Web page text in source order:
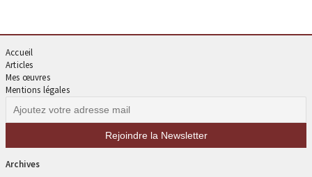
Accueil
Articles
Mes œuvres
Mentions légales
Archives